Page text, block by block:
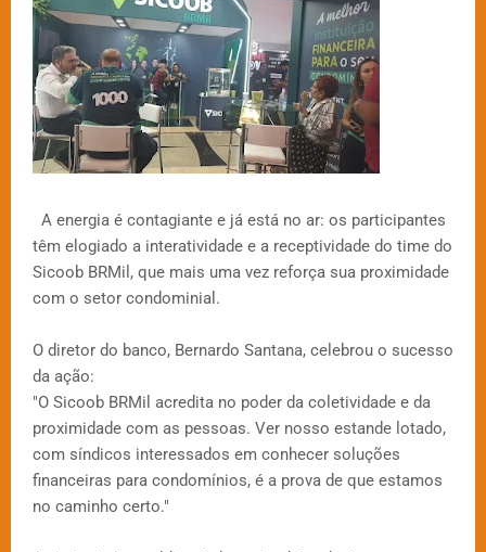
A energia é contagiante e já está no ar: os participantes
têm elogiado a interatividade e a receptividade do time do
Sicoob BRMil, que mais uma vez reforça sua proximidade
com o setor condominial.
O diretor do banco, Bernardo Santana, celebrou o sucesso
da ação:
"O Sicoob BRMil acredita no poder da coletividade e da
proximidade com as pessoas. Ver nosso estande lotado,
com síndicos interessados em conhecer soluções
financeiras para condomínios, é a prova de que estamos
no caminho certo."